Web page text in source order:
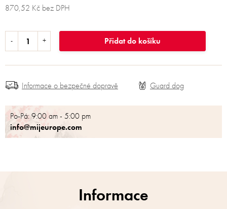
870,52 Kč bez DPH
Přidat do košíku
Po-Pá: 9:00 am - 5:00 pm
info@mijeurope.com
Informace o bezpečné dopravě